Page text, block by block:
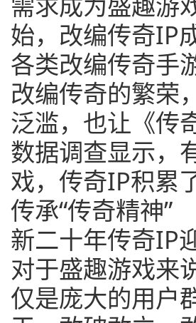
始，改编传奇IP
各类改编传奇手
改编传奇的繁荣
泛滥，也让《传
数据调查显示，
戏，传奇IP积累
传承“传奇精神”
新二十年传奇IP
对于盛趣游戏来
仅是庞大的用户